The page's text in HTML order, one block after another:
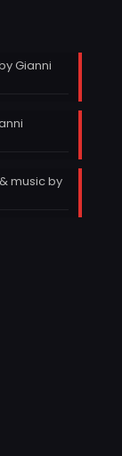
Gianni
music by